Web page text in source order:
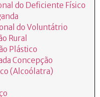
do Deficiente Físico
do Voluntátrio
Rural
Plástico
Concepção
(Alcoólatra)